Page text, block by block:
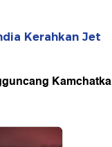
Kerahkan Jet
Kamchatka